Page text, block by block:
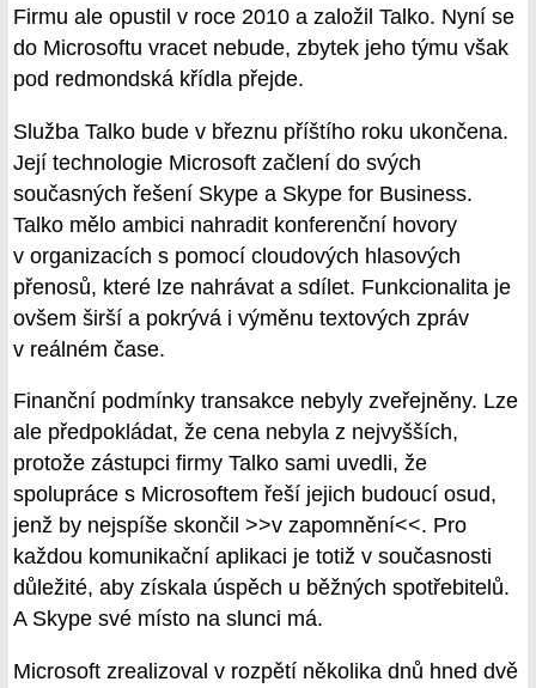
Firmu ale opustil v roce 2010 a založil Talko. Nyní se
do Microsoftu vracet nebude, zbytek jeho týmu však
pod redmondská křídla přejde.
Služba Talko bude v březnu příštího roku ukončena.
Její technologie Microsoft začlení do svých
současných řešení Skype a Skype for Business.
Talko mělo ambici nahradit konferenční hovory
v organizacích s pomocí cloudových hlasových
přenosů, které lze nahrávat a sdílet. Funkcionalita je
ovšem širší a pokrývá i výměnu textových zpráv
v reálném čase.
Finanční podmínky transakce nebyly zveřejněny. Lze
ale předpokládat, že cena nebyla z nejvyšších,
protože zástupci firmy Talko sami uvedli, že
spolupráce s Microsoftem řeší jejich budoucí osud,
jenž by nejspíše skončil >>v zapomnění<<. Pro
každou komunikační aplikaci je totiž v současnosti
důležité, aby získala úspěch u běžných spotřebitelů.
A Skype své místo na slunci má.
Microsoft zrealizoval v rozpětí několika dnů hned dvě